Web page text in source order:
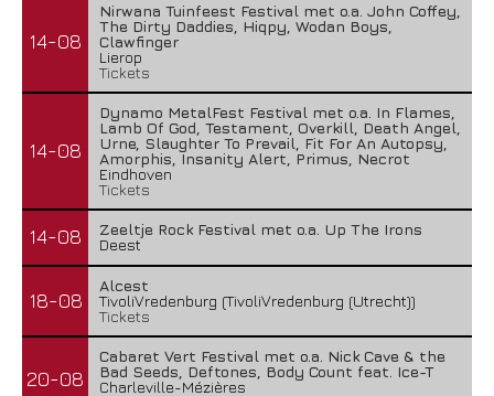
14-08
Nirwana Tuinfeest Festival met o.a. John Coffey,
The Dirty Daddies, Hiqpy, Wodan Boys,
Clawfinger
Lierop
Tickets
14-08
Dynamo MetalFest Festival met o.a. In Flames,
Lamb Of God, Testament, Overkill, Death Angel,
Urne, Slaughter To Prevail, Fit For An Autopsy,
Amorphis, Insanity Alert, Primus, Necrot
Eindhoven
Tickets
14-08
Zeeltje Rock Festival met o.a. Up The Irons
Deest
18-08
Alcest
TivoliVredenburg (TivoliVredenburg (Utrecht))
Tickets
20-08
Cabaret Vert Festival met o.a. Nick Cave & the
Bad Seeds, Deftones, Body Count feat. Ice-T
Charleville-Mézières